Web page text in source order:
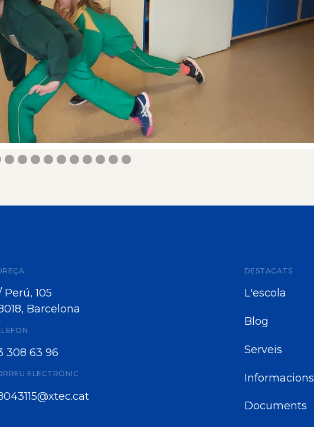
Perú, 105
Barcelona
308 63 96
ELECTRÒNIC
DESTACATS
L'escola
Blog
Serveis
Informacions
Documents